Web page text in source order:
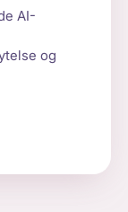
AI-
og